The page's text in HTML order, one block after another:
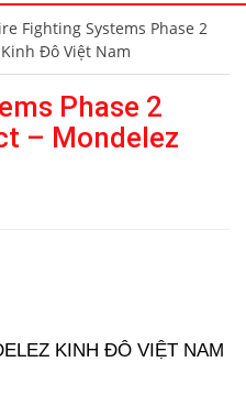
Fighting Systems Phase 2
Đô Việt Nam
Phase 2
– Mondelez
KINH ĐÔ VIỆT NAM